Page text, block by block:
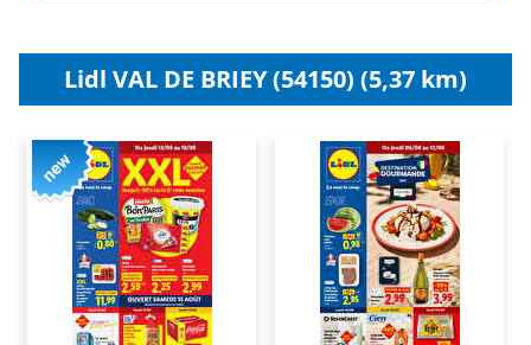
Lidl VAL DE BRIEY (54150) (5,37 km)